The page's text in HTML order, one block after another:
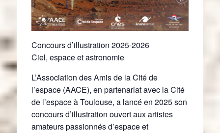
Concours d’illustration 2025-2026
Ciel, espace et astronomie
L’Association des Amis de la Cité de
l’espace (AACE), en partenariat avec la Cité
de l’espace à Toulouse, a lancé en 2025 son
concours d’illustration ouvert aux artistes
amateurs passionnés d’espace et